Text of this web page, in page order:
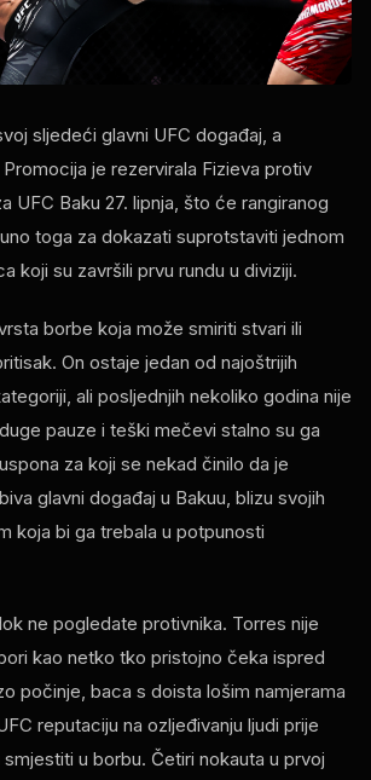
sljedeći glavni UFC događaj, a
je rezervirala Fizieva protiv
UFC Baku 27. lipnja, što će rangiranog
toga za dokazati suprotstaviti jednom
koji su završili prvu rundu u diviziji.
borbe koja može smiriti stvari ili
On ostaje jedan od najoštrijih
ali posljednjih nekoliko godina nije
pauze i teški mečevi stalno su ga
za koji se nekad činilo da je
glavni događaj u Bakuu, blizu svojih
koja bi ga trebala u potpunosti
ne pogledate protivnika. Torres nije
kao netko tko pristojno čeka ispred
počinje, baca s doista lošim namjerama
reputaciju na ozljeđivanju ljudi prije
u borbu. Četiri nokauta u prvoj